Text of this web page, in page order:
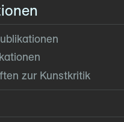
zur Kunstkritik